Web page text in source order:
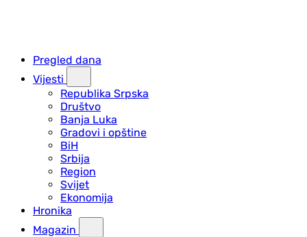
Pregled dana
Vijesti
Republika Srpska
Društvo
Banja Luka
Gradovi i opštine
BiH
Srbija
Region
Svijet
Ekonomija
Hronika
Magazin